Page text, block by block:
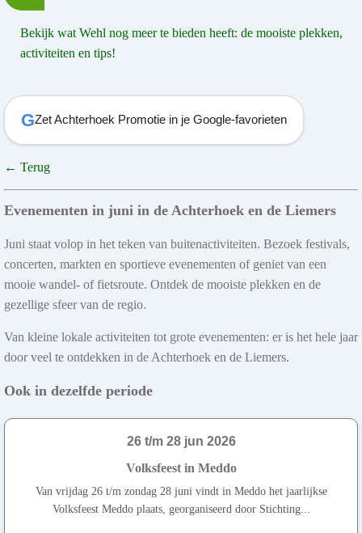
Bekijk wat Wehl nog meer te bieden heeft: de mooiste plekken,
activiteiten en tips!
GZet Achterhoek Promotie in je Google-favorieten
← Terug
Evenementen in juni in de Achterhoek en de Liemers
Juni staat volop in het teken van buitenactiviteiten. Bezoek festivals,
concerten, markten en sportieve evenementen of geniet van een
mooie wandel- of fietsroute. Ontdek de mooiste plekken en de
gezellige sfeer van de regio.
Van kleine lokale activiteiten tot grote evenementen: er is het hele jaar
door veel te ontdekken in de Achterhoek en de Liemers.
Ook in dezelfde periode
26 t/m 28 jun 2026
Volksfeest in Meddo
Van vrijdag 26 t/m zondag 28 juni vindt in Meddo het jaarlijkse
Volksfeest Meddo plaats, georganiseerd door Stichting...